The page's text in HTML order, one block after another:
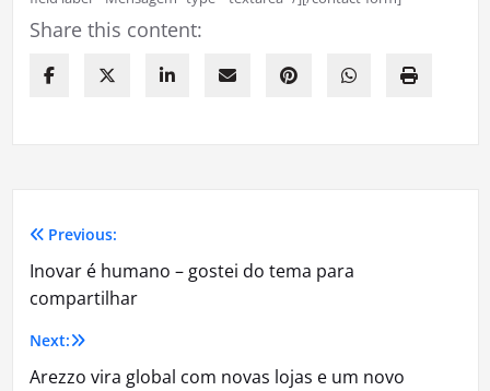
Share this content:
Navegação
de
Post
Previous:
Inovar é humano – gostei do tema para
compartilhar
Next:
Arezzo vira global com novas lojas e um novo